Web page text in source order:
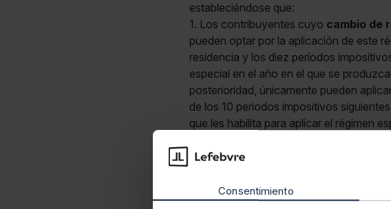
Consentimiento
estableciéndose que:
1. Los contribuyentes cuyo cambio de
pueden optar por la aplicación de este
residencia y los diez períodos
especial en el año en el que se
posterioridad, únicamente pueden
de los 10 periodos impositivos
que les habilita para aplicar el régimen
correspondiente a cada uno de los
Finalmente, se establece unrégimen